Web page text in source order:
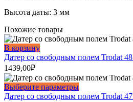
Высота даты: 3 мм
Похожие товары
В корзину
Датер со свободным полем Trodat
1439,00₽
Выберите параметрыЭтот
товар
Датер со свободным полем Trodat